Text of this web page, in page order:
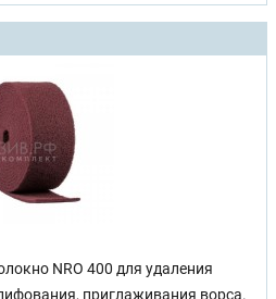
NRO 400 для удаления
приглаживания ворса.